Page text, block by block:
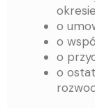
o
o
o
o